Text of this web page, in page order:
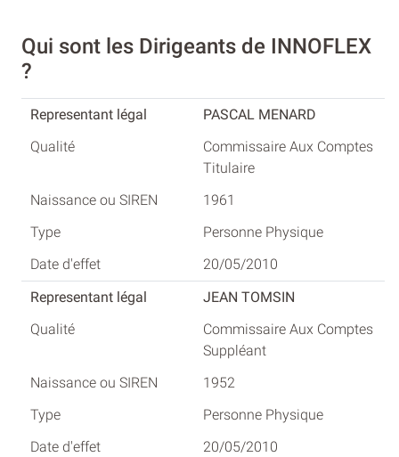
Qui sont les Dirigeants de INNOFLEX
?
PASCAL MENARD
Commissaire Aux Comptes
Titulaire
1961
Personne Physique
20/05/2010
JEAN TOMSIN
Commissaire Aux Comptes
Suppléant
1952
Personne Physique
20/05/2010